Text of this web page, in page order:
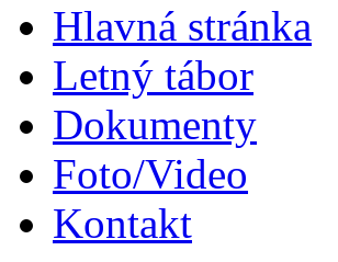
Hlavná stránka
Letný tábor
Dokumenty
Foto/Video
Kontakt